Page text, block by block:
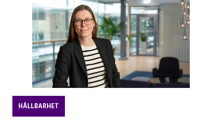
HÅLLBARHET